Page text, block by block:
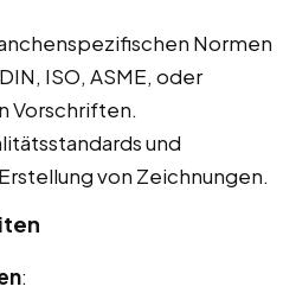
Normen
ISO, ASME, oder
Vorschriften.
und
von Zeichnungen.
: